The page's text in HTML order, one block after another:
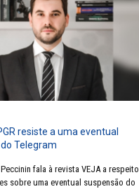
resiste a uma eventual
Telegram
fala à revista VEJA a respeito
sobre uma eventual suspensão do